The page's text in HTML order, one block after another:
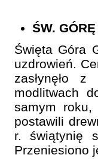
ŚW.
Święta Góra
uzdrowień.
zasłynęło
modlitwach
samym roku,
postawili
r. świątynię
Przeniesiono